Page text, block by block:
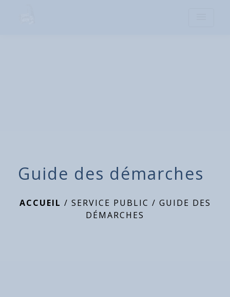
Guide des démarches
ACCUEIL / SERVICE PUBLIC / GUIDE DES
DÉMARCHES